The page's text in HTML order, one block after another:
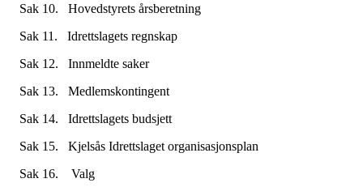
Sak 10. Hovedstyrets årsberetning
Sak 11. Idrettslagets regnskap
Sak 12. Innmeldte saker
Sak 13. Medlemskontingent
Sak 14. Idrettslagets budsjett
Sak 15. Kjelsås Idrettslaget organisasjonsplan
Sak 16. Valg